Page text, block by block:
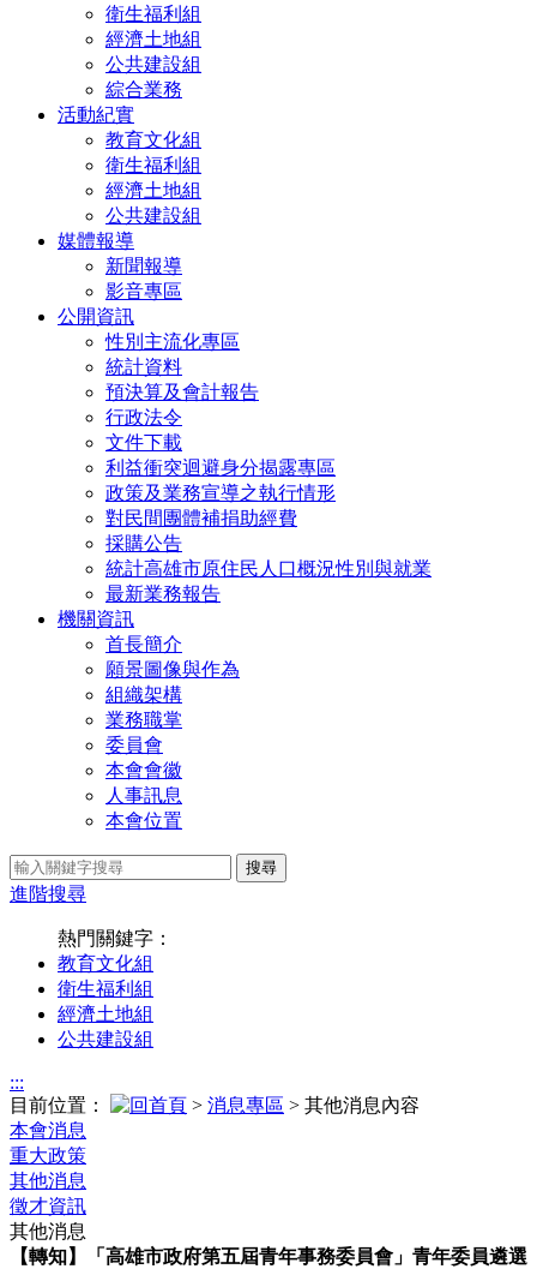
衛生福利組
經濟土地組
公共建設組
綜合業務
活動紀實
教育文化組
衛生福利組
經濟土地組
公共建設組
媒體報導
新聞報導
影音專區
公開資訊
性別主流化專區
統計資料
預決算及會計報告
行政法令
文件下載
利益衝突迴避身分揭露專區
政策及業務宣導之執行情形
對民間團體補捐助經費
採購公告
統計高雄市原住民人口概況性別與就業
最新業務報告
機關資訊
首長簡介
願景圖像與作為
組織架構
業務職掌
委員會
本會會徽
人事訊息
本會位置
搜尋
進階搜尋
熱門關鍵字：
教育文化組
衛生福利組
經濟土地組
公共建設組
:::
目前位置：
> 消息專區 > 其他消息內容
本會消息
重大政策
其他消息
徵才資訊
其他消息
【轉知】「高雄市政府第五屆青年事務委員會」青年委員遴選